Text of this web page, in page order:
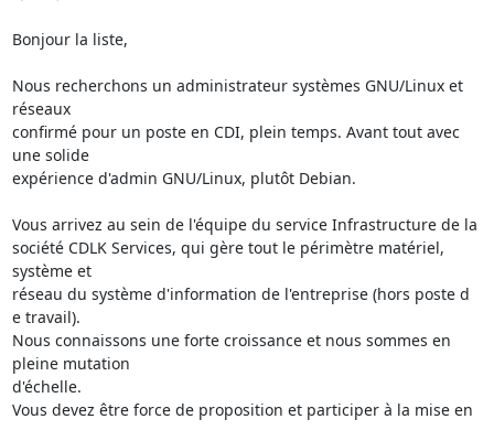
Bonjour la liste,
Nous recherchons un administrateur systèmes GNU/Linux et
réseaux
confirmé pour un poste en CDI, plein temps. Avant tout avec
une solide
expérience d'admin GNU/Linux, plutôt Debian.
Vous arrivez au sein de l'équipe du service Infrastructure de la
société CDLK Services, qui gère tout le périmètre matériel,
système et
réseau du système d'information de l'entreprise (hors poste d
e travail).
Nous connaissons une forte croissance et nous sommes en
pleine mutation
d'échelle.
Vous devez être force de proposition et participer à la mise en